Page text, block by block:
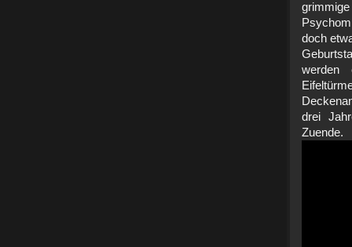
doch
werden
drei